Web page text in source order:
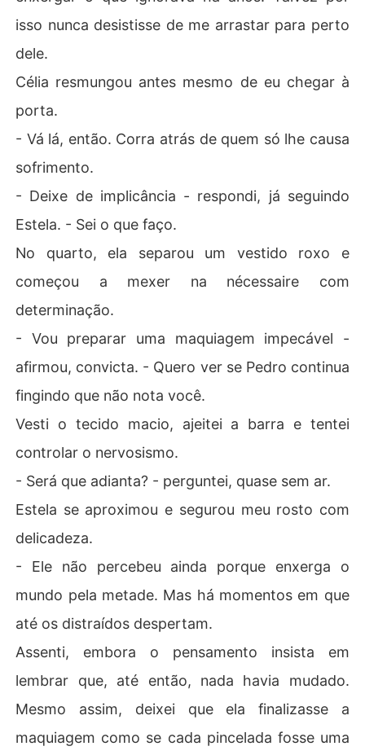
isso nunca desistisse de me arrastar para perto
dele.
Célia resmungou antes mesmo de eu chegar à
porta.
- Vá lá, então. Corra atrás de quem só lhe causa
sofrimento.
- Deixe de implicância - respondi, já seguindo
Estela. - Sei o que faço.
No quarto, ela separou um vestido roxo e
começou a mexer na nécessaire com
determinação.
- Vou preparar uma maquiagem impecável -
afirmou, convicta. - Quero ver se Pedro continua
fingindo que não nota você.
Vesti o tecido macio, ajeitei a barra e tentei
controlar o nervosismo.
- Será que adianta? - perguntei, quase sem ar.
Estela se aproximou e segurou meu rosto com
delicadeza.
- Ele não percebeu ainda porque enxerga o
mundo pela metade. Mas há momentos em que
até os distraídos despertam.
Assenti, embora o pensamento insista em
lembrar que, até então, nada havia mudado.
Mesmo assim, deixei que ela finalizasse a
maquiagem como se cada pincelada fosse uma